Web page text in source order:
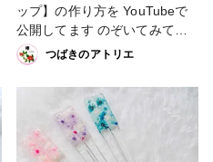
ップ】の作り方を YouTubeで
公開してます のぞいてみてね
😊 #レジン #UVレジン #ポッ
キー #レジンヘアクリップ #レ
ジンヘアアクセサリー #レジン
ハンドメイド #レジン好きな方
と繋がりたい
つばきのアトリエ